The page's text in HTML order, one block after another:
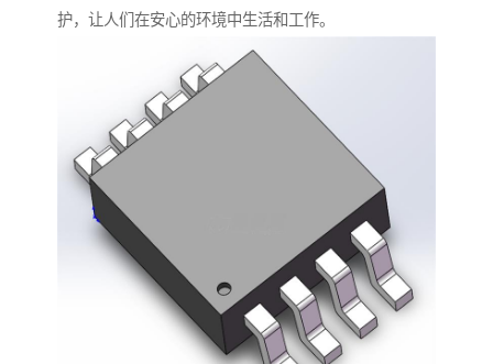
护，让人们在安心的环境中生活和工作。